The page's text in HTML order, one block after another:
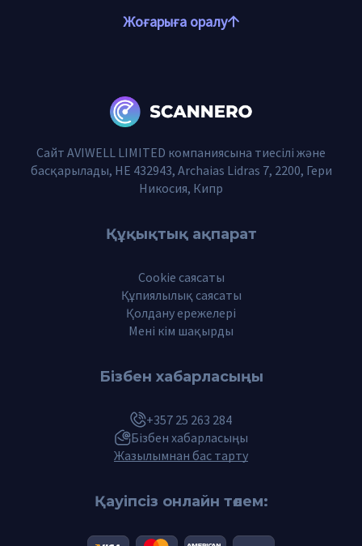
Жоғарыға оралу
Сайт AVIWELL LIMITED компаниясына тиесілі және
басқарылады, HE 432943, Archaias Lidras 7, 2200, Гери
Никосия, Кипр
Құқықтық ақпарат
Cookie саясаты
Құпиялылық саясаты
Қолдану ережелері
Мені кім шақырды
Бізбен хабарласыңы
+357 25 263 284
Бізбен хабарласыңы
Жазылымнан бас тарту
Қауіпсіз онлайн төлем: